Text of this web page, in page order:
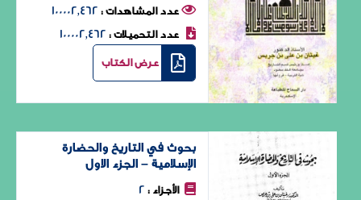
عدد المشاهدات : 100002٬462
عدد التحميلات : 100002٬462
عرض الكتاب
بحوث في التاريخ والحضارة
الإسلامية – الجزء الاول
الأجزاء : 2